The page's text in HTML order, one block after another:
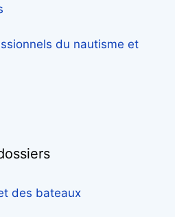
du nautisme et
des bateaux